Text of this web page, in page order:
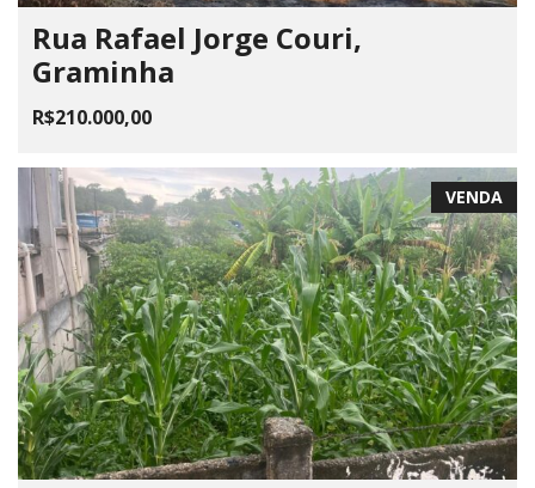
Rua Rafael Jorge Couri,
Graminha
R$210.000,00
VENDA